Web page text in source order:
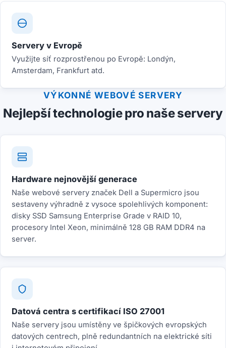
Servery v Evropě
Využijte síť rozprostřenou po Evropě: Londýn,
Amsterdam, Frankfurt atd.
VÝKONNÉ WEBOVÉ SERVERY
Nejlepší technologie pro naše servery
Hardware nejnovější generace
Naše webové servery značek Dell a Supermicro jsou
sestaveny výhradně z vysoce spolehlivých komponent:
disky SSD Samsung Enterprise Grade v RAID 10,
procesory Intel Xeon, minimálně 128 GB RAM DDR4 na
server.
Datová centra s certifikací ISO 27001
Naše servery jsou umístěny ve špičkových evropských
datových centrech, plně redundantních na elektrické síti